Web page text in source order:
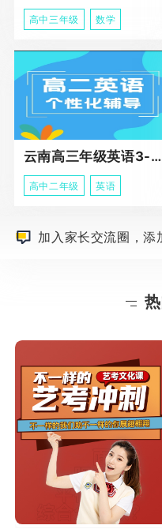
高中三年级 数学
云南高三年级英语3-5人班组化辅导强化
高中二年级 英语
加入家长交流圈，